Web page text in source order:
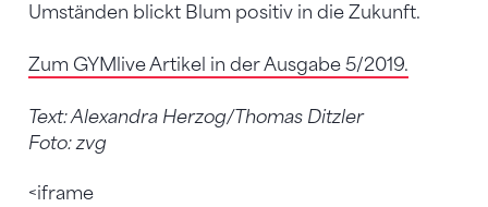
Umständen blickt Blum positiv in die Zukunft.
Zum GYMlive Artikel in der Ausgabe 5/2019.
Text: Alexandra Herzog/Thomas Ditzler
Foto: zvg
<iframe